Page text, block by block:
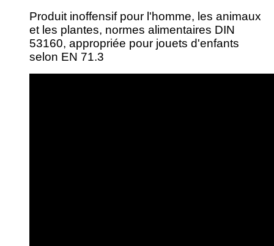
Produit inoffensif pour l'homme, les animaux
et les plantes, normes alimentaires DIN
53160, appropriée pour jouets d'enfants
selon EN 71.3